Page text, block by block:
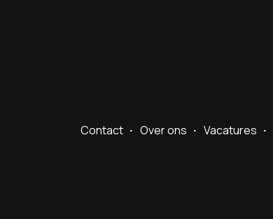
Contact Over ons Vacatures